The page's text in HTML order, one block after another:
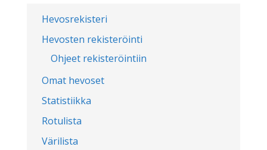
Hevosrekisteri
Hevosten rekisteröinti
Ohjeet rekisteröintiin
Omat hevoset
Statistiikka
Rotulista
Värilista